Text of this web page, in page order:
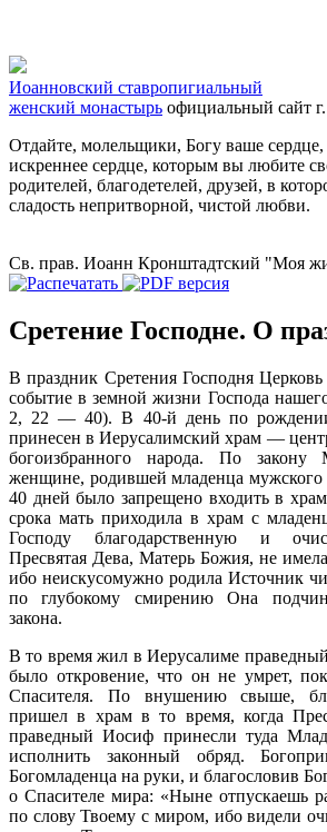
Иоанновский ставропигиальный
женский монастырь официальный сайт
Отдайте, молельщики, Богу ваше
искреннее сердце, которым вы любите
родителей, благодетелей, друзей, в
сладость непритворной, чистой любви.
Св. прав. Иоанн Кронштадтский "Моя
Сретение Господне. О
В праздник Сретения Господня
событие в земной жизни Господа
2, 22 — 40). В 40-й день по
принесен в Иерусалимский храм —
богоизбранного народа. По
женщине, родившей младенца мужского
40 дней было запрещено входить в
срока мать приходила в храм с
Господу благодарственную и
Пресвятая Дева, Матерь Божия, не
ибо неискусомужно родила Источник
по глубокому смирению Она
закона.
В то время жил в Иерусалиме
было откровение, что он не умрет,
Спасителя. По внушению свыше,
пришел в храм в то время, когда
праведный Иосиф принесли туда
исполнить законный обряд.
Богомладенца на руки, и благословив
о Спасителе мира: «Ныне отпускаешь
по слову Твоему с миром, ибо видели